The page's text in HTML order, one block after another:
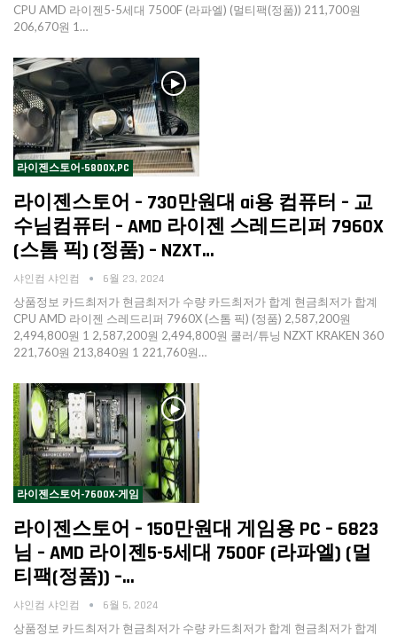
CPU AMD 라이젠5-5세대 7500F (라파엘) (멀티팩(정품)) 211,700원
206,670원 1…
라이젠스토어-5800X,PC
라이젠스토어 – 730만원대 ai용 컴퓨터 – 교
수님컴퓨터 – AMD 라이젠 스레드리퍼 7960X
(스톰 픽) (정품) – NZXT…
샤인컴 샤인컴 6월 23, 2024
상품정보 카드최저가 현금최저가 수량 카드최저가 합계 현금최저가 합계
CPU AMD 라이젠 스레드리퍼 7960X (스톰 픽) (정품) 2,587,200원
2,494,800원 1 2,587,200원 2,494,800원 쿨러/튜닝 NZXT KRAKEN 360
221,760원 213,840원 1 221,760원…
라이젠스토어-7600X-게임
라이젠스토어 – 150만원대 게임용 PC – 6823
님 – AMD 라이젠5-5세대 7500F (라파엘) (멀
티팩(정품)) –…
샤인컴 샤인컴 6월 5, 2024
상품정보 카드최저가 현금최저가 수량 카드최저가 합계 현금최저가 합계